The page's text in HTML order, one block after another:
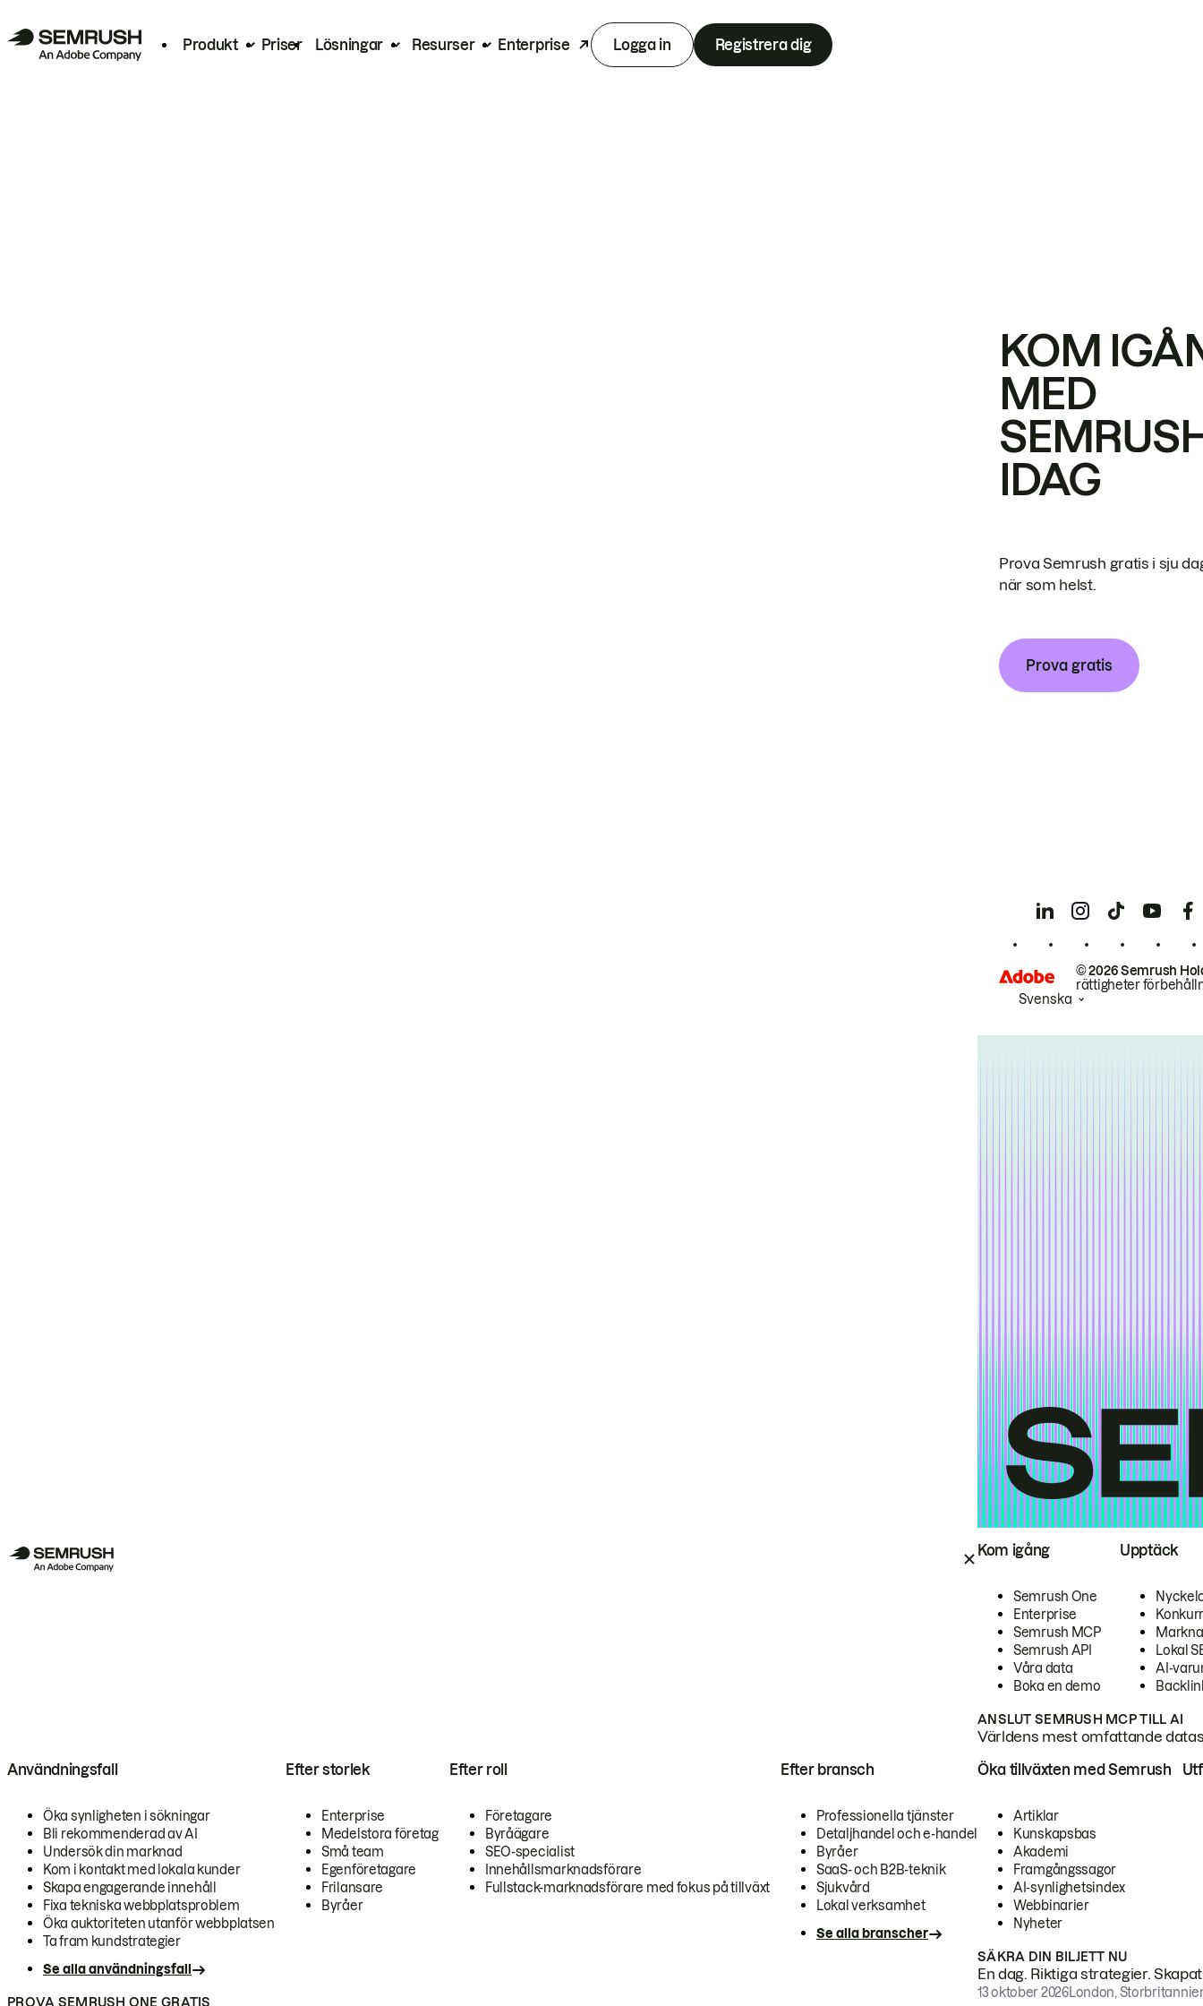
Produkt Priser Lösningar Resurser Enterprise Logga in Registrera dig
Kom igång
Semrush One
Enterprise
Semrush MCP
Semrush API
Våra data
Boka en demo
Upptäck
Lokal
AI-
ANSLUT SEMRUSH MCP TILL AI
Världens mest omfattande
Användningsfall
Öka synligheten i sökningar
Bli rekommenderad av AI
Undersök din marknad
Kom i kontakt med lokala kunder
Skapa engagerande innehåll
Fixa tekniska webbplatsproblem
Öka auktoriteten utanför webbplatsen
Ta fram kundstrategier
Se alla användningsfall
Efter storlek
Enterprise
Medelstora företag
Små team
Egenföretagare
Frilansare
Byråer
Efter roll
Företagare
Byråägare
SEO-specialist
Innehållsmarknadsförare
Fullstack-marknadsförare med fokus på tillväxt
Efter bransch
Professionella tjänster
Detaljhandel och e-handel
Byråer
SaaS- och B2B-teknik
Sjukvård
Lokal verksamhet
Se alla branscher
PROVA SEMRUSH ONE GRATIS
Öka tillväxten med Semrush
Artiklar
Kunskapsbas
Akademi
Framgångssagor
AI-synlighetsindex
Webbinarier
Nyheter
SÄKRA DIN BILJETT NU
En dag. Riktiga strategier.
13 oktober 2026London,
KOM
MED
IDAG
Prova Semrush gratis i sju
när som helst.
Prova gratis
© 2026 Semrush
rättigheter
Svenska